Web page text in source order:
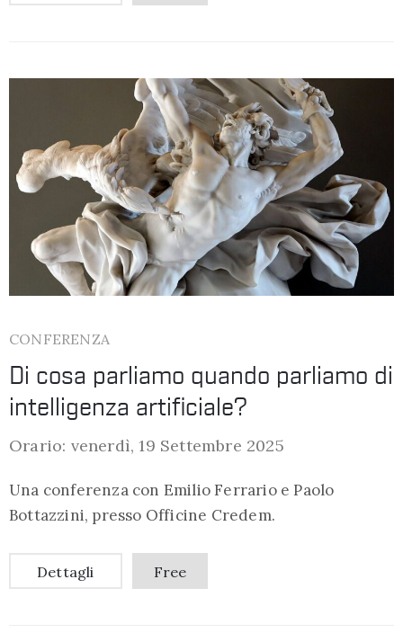
CONFERENZA
Di cosa parliamo quando parliamo di
intelligenza artificiale?
Orario: venerdì, 19 Settembre 2025
Una conferenza con Emilio Ferrario e Paolo
Bottazzini, presso Officine Credem.
Dettagli Free